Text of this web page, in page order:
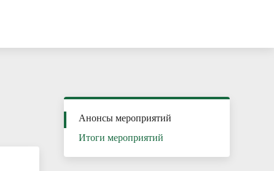
Анонсы мероприятий
Итоги мероприятий